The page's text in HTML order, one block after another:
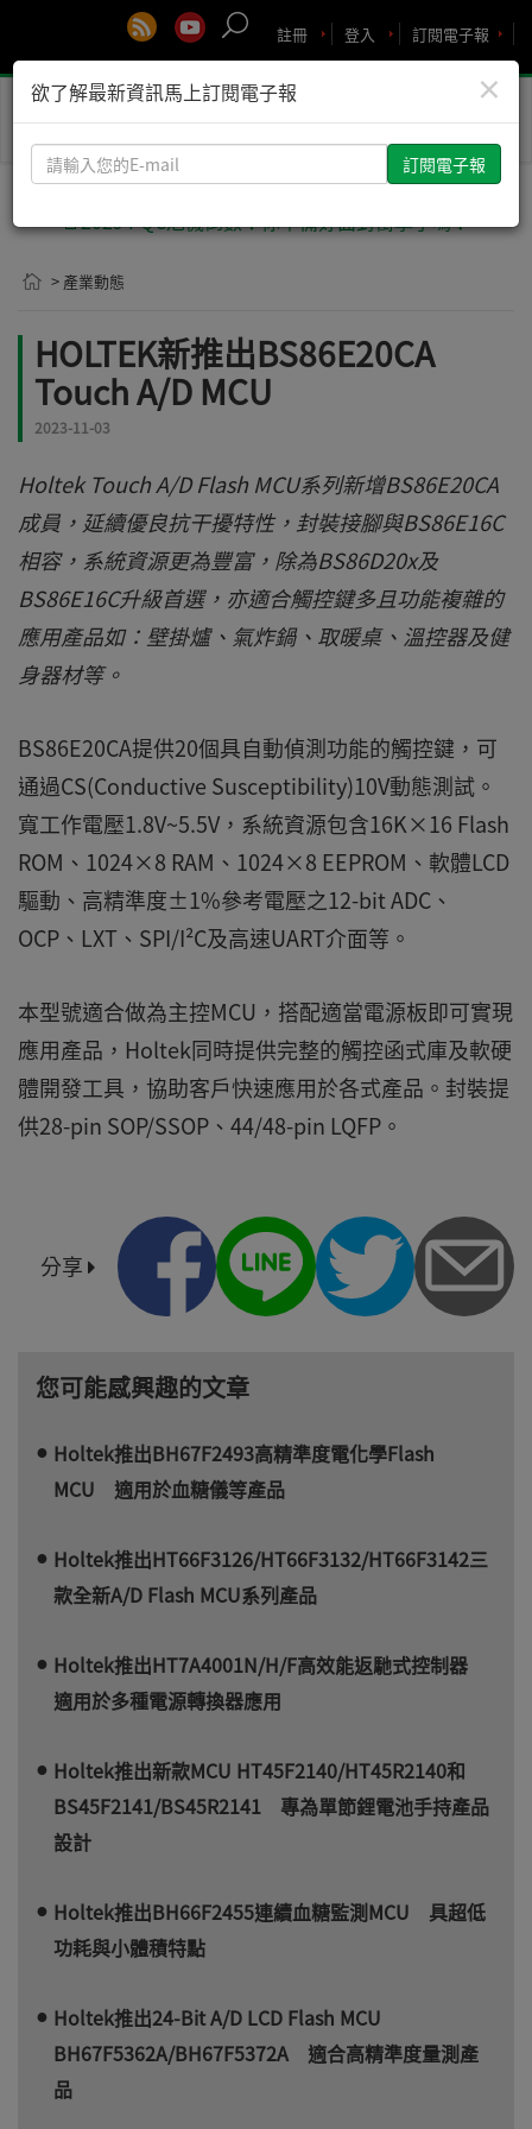
訂閱電子報
登入
註冊
Toggle
🚨2029 PQC危機倒數！你準備好面對衝擊了嗎？
> 產業動態
HOLTEK新推出BS86E20CA
Touch A/D MCU
2023-11-03
Holtek Touch A/D Flash MCU系列新增BS86E20CA
成員，延續優良抗干擾特性，封裝接腳與BS86E16C
相容，系統資源更為豐富，除為BS86D20x及
BS86E16C升級首選，亦適合觸控鍵多且功能複雜的
應用產品如：壁掛爐、氣炸鍋、取暖桌、溫控器及健
身器材等。
BS86E20CA提供20個具自動偵測功能的觸控鍵，可
通過CS(Conductive Susceptibility)10V動態測試。
寬工作電壓1.8V~5.5V，系統資源包含16K×16 Flash
ROM、1024×8 RAM、1024×8 EEPROM、軟體LCD
驅動、高精準度±1%參考電壓之12-bit ADC、
OCP、LXT、SPI/I²C及高速UART介面等。
本型號適合做為主控MCU，搭配適當電源板即可實現
應用產品，Holtek同時提供完整的觸控函式庫及軟硬
體開發工具，協助客戶快速應用於各式產品。封裝提
供28-pin SOP/SSOP、44/48-pin LQFP。
分享
您可能感興趣的文章
Holtek推出BH67F2493高精準度電化學Flash
MCU 適用於血糖儀等產品
Holtek推出HT66F3126/HT66F3132/HT66F3142三
款全新A/D Flash MCU系列產品
Holtek推出HT7A4001N/H/F高效能返馳式控制器
適用於多種電源轉換器應用
Holtek推出新款MCU HT45F2140/HT45R2140和
BS45F2141/BS45R2141 專為單節鋰電池手持產品
設計
Holtek推出BH66F2455連續血糖監測MCU 具超低
功耗與小體積特點
Holtek推出24-Bit A/D LCD Flash MCU
BH67F5362A/BH67F5372A 適合高精準度量測產
品
×
欲了解最新資訊馬上訂閱電子報
請
輸
您
的
E-